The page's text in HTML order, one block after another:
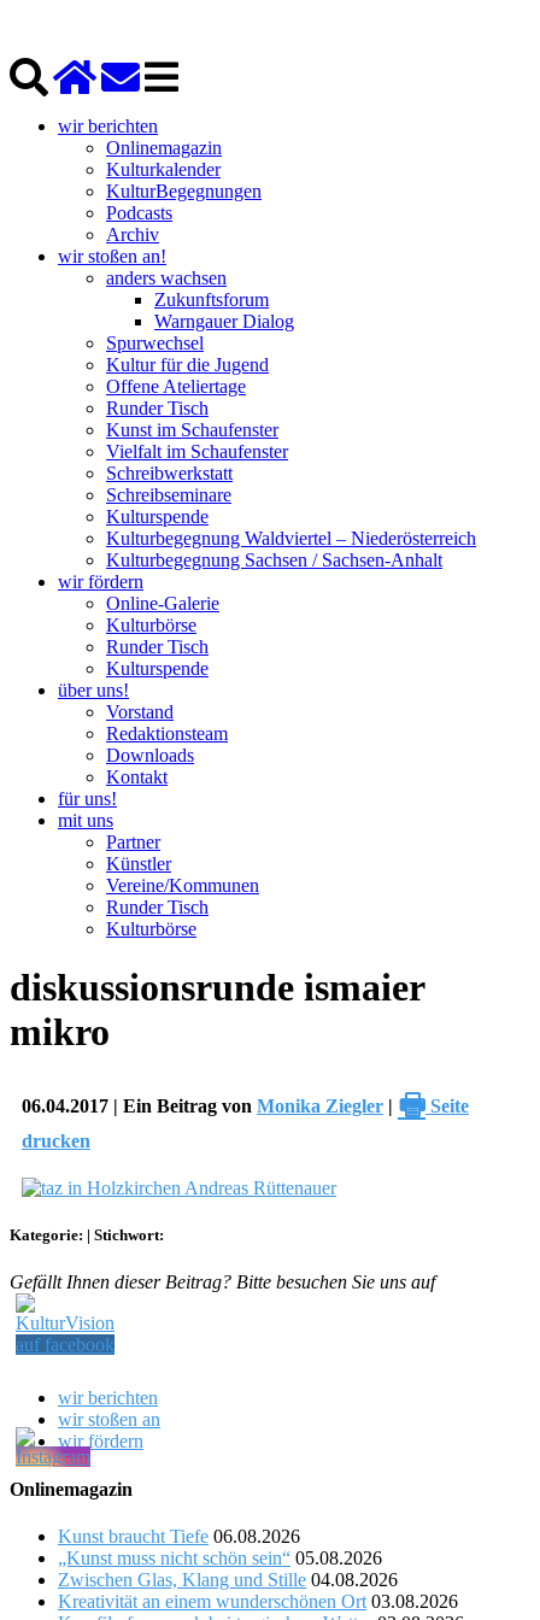
wir berichten
Onlinemagazin
Kulturkalender
KulturBegegnungen
Podcasts
Archiv
wir stoßen an!
anders wachsen
Zukunftsforum
Warngauer Dialog
Spurwechsel
Kultur für die Jugend
Offene Ateliertage
Runder Tisch
Kunst im Schaufenster
Vielfalt im Schaufenster
Schreibwerkstatt
Schreibseminare
Kulturspende
Kulturbegegnung Waldviertel – Niederösterreich
Kulturbegegnung Sachsen / Sachsen-Anhalt
wir fördern
Online-Galerie
Kulturbörse
Runder Tisch
Kulturspende
über uns!
Vorstand
Redaktionsteam
Downloads
Kontakt
für uns!
mit uns
Partner
Künstler
Vereine/Kommunen
Runder Tisch
Kulturbörse
diskussionsrunde ismaier
mikro
06.04.2017 | Ein Beitrag von Monika Ziegler | 🖶 Seite
drucken
Kategorie: | Stichwort:
Gefällt Ihnen dieser Beitrag? Bitte besuchen Sie uns auf
wir berichten
wir stoßen an
wir fördern
Onlinemagazin
Kunst braucht Tiefe 06.08.2026
„Kunst muss nicht schön sein“ 05.08.2026
Zwischen Glas, Klang und Stille 04.08.2026
Kreativität an einem wunderschönen Ort 03.08.2026